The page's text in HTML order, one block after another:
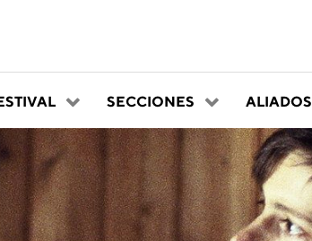
SECCIONES ALIADOS